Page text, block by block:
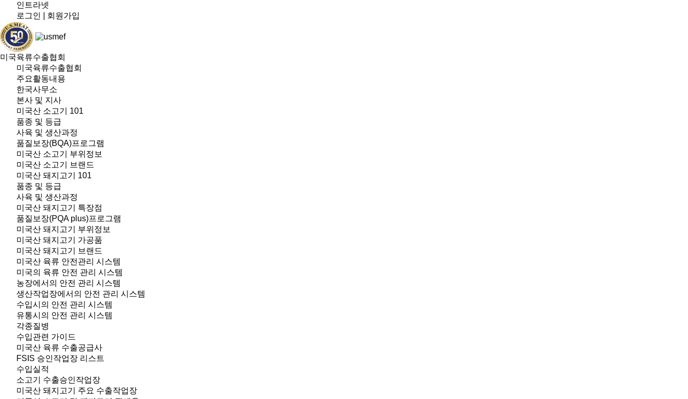
인트라넷
로그인
회원가입
미국육류수출협회
미국육류수출협회
주요활동내용
한국사무소
본사 및 지사
미국산 소고기 101
품종 및 등급
사육 및 생산과정
품질보장(BQA)프로그램
미국산 소고기 부위정보
미국산 소고기 브랜드
미국산 돼지고기 101
품종 및 등급
사육 및 생산과정
미국산 돼지고기 특장점
품질보장(PQA plus)프로그램
미국산 돼지고기 부위정보
미국산 돼지고기 가공품
미국산 돼지고기 브랜드
미국산 육류 안전관리 시스템
미국의 육류 안전 관리 시스템
농장에서의 안전 관리 시스템
생산작업장에서의 안전 관리 시스템
수입시의 안전 관리 시스템
유통시의 안전 관리 시스템
각종질병
수입관련 가이드
미국산 육류 수출공급사
FSIS 승인작업장 리스트
수입실적
소고기 수출승인작업장
미국산 돼지고기 주요 수출작업장